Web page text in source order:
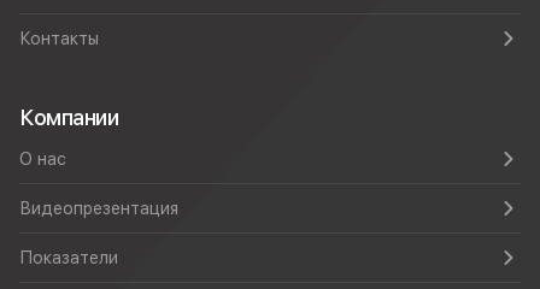
Контакты
Компании
О нас
Видеопрезентация
Показатели